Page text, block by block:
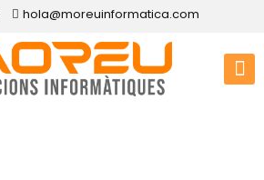
hola@moreuinformatica.com